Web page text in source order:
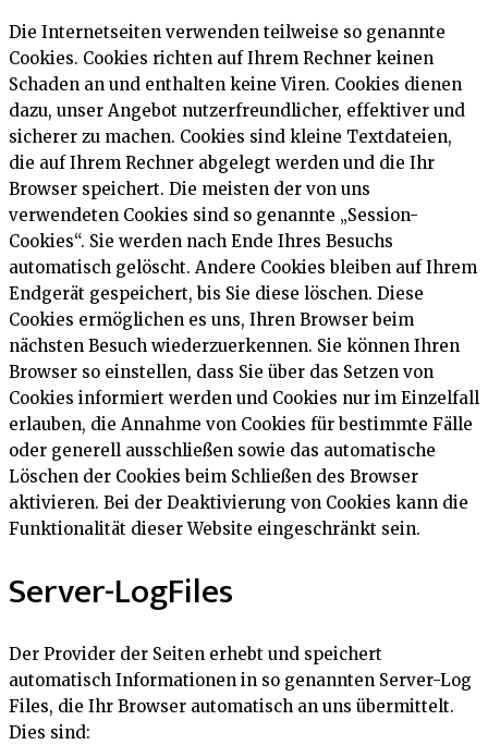
Die Internetseiten verwenden teilweise so genannte
Cookies. Cookies richten auf Ihrem Rechner keinen
Schaden an und enthalten keine Viren. Cookies dienen
dazu, unser Angebot nutzerfreundlicher, effektiver und
sicherer zu machen. Cookies sind kleine Textdateien,
die auf Ihrem Rechner abgelegt werden und die Ihr
Browser speichert. Die meisten der von uns
verwendeten Cookies sind so genannte „Session-
Cookies“. Sie werden nach Ende Ihres Besuchs
automatisch gelöscht. Andere Cookies bleiben auf Ihrem
Endgerät gespeichert, bis Sie diese löschen. Diese
Cookies ermöglichen es uns, Ihren Browser beim
nächsten Besuch wiederzuerkennen. Sie können Ihren
Browser so einstellen, dass Sie über das Setzen von
Cookies informiert werden und Cookies nur im Einzelfall
erlauben, die Annahme von Cookies für bestimmte Fälle
oder generell ausschließen sowie das automatische
Löschen der Cookies beim Schließen des Browser
aktivieren. Bei der Deaktivierung von Cookies kann die
Funktionalität dieser Website eingeschränkt sein.
Server-LogFiles
Der Provider der Seiten erhebt und speichert
automatisch Informationen in so genannten Server-Log
Files, die Ihr Browser automatisch an uns übermittelt.
Dies sind: